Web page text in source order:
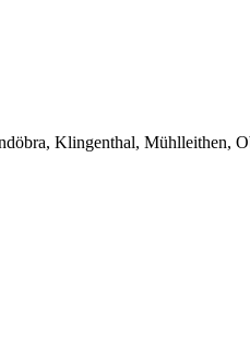
Klingenthal, Mühlleithen,